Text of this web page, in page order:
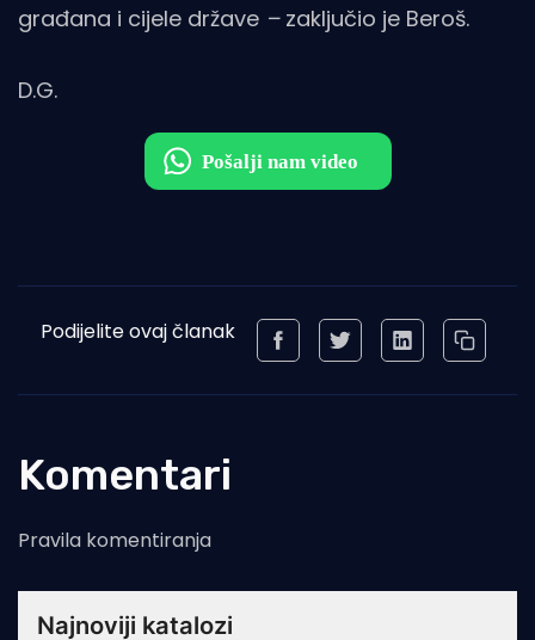
građana i cijele države – zaključio je Beroš.
D.G.
Podijelite ovaj članak
Komentari
Pravila komentiranja